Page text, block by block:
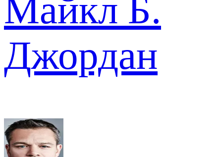
Майкл Б.
Джордан